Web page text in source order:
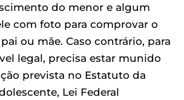
do menor e algum
com foto para comprovar o
ou mãe. Caso contrário, para
legal, precisa estar munido
prevista no Estatuto da
Lei Federal